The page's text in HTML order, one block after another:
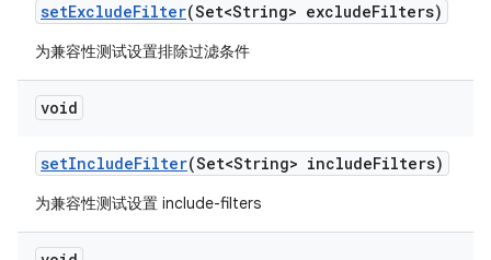
setExcludeFilter(Set<String> excludeFilters)
为兼容性测试设置排除过滤条件
void
setIncludeFilter(Set<String> includeFilters)
为兼容性测试设置 include-filters